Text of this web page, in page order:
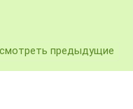
смотреть предыдущие